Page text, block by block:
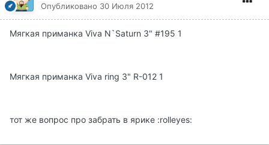
Опубликовано 30 Июля 2012
Мягкая приманка Viva N`Saturn 3" #195 1
Мягкая приманка Viva ring 3" R-012 1
тот же вопрос про забрать в ярике :rolleyes: